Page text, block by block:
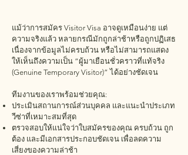
​แม้ว่าการสมัคร Visitor Visa อาจดูเหมือนง่าย แต่
ความจริงแล้ว หลายกรณีมักถูกล่าช้าหรือถูกปฏิเสธ
เนื่องจากข้อมูลไม่ครบถ้วน หรือไม่สามารถแสดง
ให้เห็นถึงความเป็น “ผู้มาเยือนชั่วคราวที่แท้จริง
(Genuine Temporary Visitor)” ได้อย่างชัดเจน
ทีมงานของเราพร้อมช่วยคุณ:
ประเมินสถานการณ์ส่วนบุคคล และแนะนำประเภท
วีซ่าที่เหมาะสมที่สุด
ตรวจสอบให้แน่ใจว่าใบสมัครของคุณ ครบถ้วน ถูก
ต้อง และมีเอกสารประกอบชัดเจน เพื่อลดความ
เสี่ยงของความล่าช้า